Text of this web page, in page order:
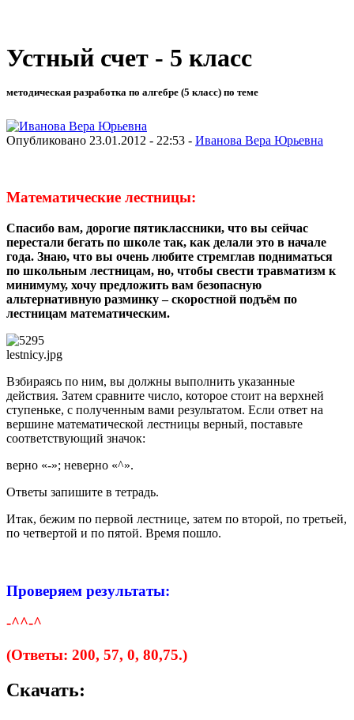
Устный счет - 5 класс
методическая разработка по алгебре (5 класс) по теме
Опубликовано 23.01.2012 - 22:53 - Иванова Вера Юрьевна
Математические лестницы:
Спасибо вам, дорогие пятиклассники, что вы сейчас
перестали бегать по школе так, как делали это в начале
года. Знаю, что вы очень любите стремглав подниматься
по школьным лестницам, но, чтобы свести травматизм к
минимуму, хочу предложить вам безопасную
альтернативную разминку – скоростной подъём по
лестницам математическим.
lestnicy.jpg
Взбираясь по ним, вы должны выполнить указанные
действия. Затем сравните число, которое стоит на верхней
ступеньке, с полученным вами результатом. Если ответ на
вершине математической лестницы верный, поставьте
соответствующий значок:
верно «-»; неверно «^».
Ответы запишите в тетрадь.
Итак, бежим по первой лестнице, затем по второй, по третьей,
по четвертой и по пятой. Время пошло.
Проверяем результаты:
-^^-^
(Ответы: 200, 57, 0, 80,75.)
Скачать: